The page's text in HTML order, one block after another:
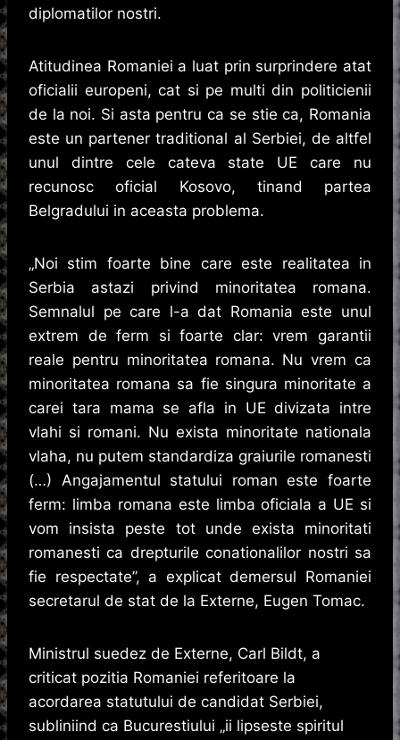
diplomatilor nostri.
Atitudinea Romaniei a luat prin surprindere atat
oficialii europeni, cat si pe multi din politicienii
de la noi. Si asta pentru ca se stie ca, Romania
este un partener traditional al Serbiei, de altfel
unul dintre cele cateva state UE care nu
recunosc oficial Kosovo, tinand partea
Belgradului in aceasta problema.
„Noi stim foarte bine care este realitatea in
Serbia astazi privind minoritatea romana.
Semnalul pe care l-a dat Romania este unul
extrem de ferm si foarte clar: vrem garantii
reale pentru minoritatea romana. Nu vrem ca
minoritatea romana sa fie singura minoritate a
carei tara mama se afla in UE divizata intre
vlahi si romani. Nu exista minoritate nationala
vlaha, nu putem standardiza graiurile romanesti
(…) Angajamentul statului roman este foarte
ferm: limba romana este limba oficiala a UE si
vom insista peste tot unde exista minoritati
romanesti ca drepturile conationalilor nostri sa
fie respectate”, a explicat demersul Romaniei
secretarul de stat de la Externe, Eugen Tomac.
Ministrul suedez de Externe, Carl Bildt, a
criticat pozitia Romaniei referitoare la
acordarea statutului de candidat Serbiei,
subliniind ca Bucurestiului „ii lipseste spiritul